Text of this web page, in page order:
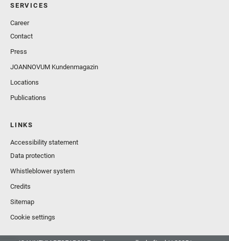
SERVICES
Career
Contact
Press
JOANNOVUM Kundenmagazin
Locations
Publications
LINKS
Accessibility statement
Data protection
Whistleblower system
Credits
Sitemap
Cookie settings